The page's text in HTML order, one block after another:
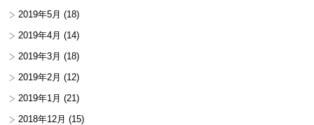
2019年5月 (18)
2019年4月 (14)
2019年3月 (18)
2019年2月 (12)
2019年1月 (21)
2018年12月 (15)